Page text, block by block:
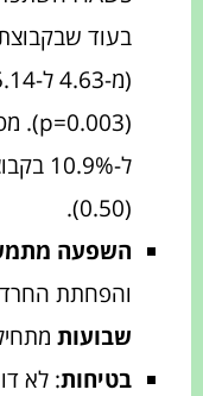
בעוד
השפעה
והפחתת
שבועות
בטיחות: לא